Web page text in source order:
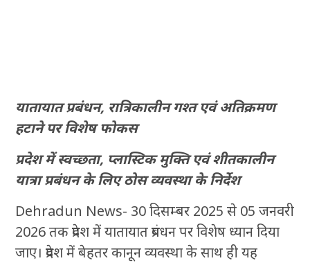
यातायात प्रबंधन, रात्रिकालीन गश्त एवं अतिक्रमण
हटाने पर विशेष फोकस
प्रदेश में स्वच्छता, प्लास्टिक मुक्ति एवं शीतकालीन
यात्रा प्रबंधन के लिए ठोस व्यवस्था के निर्देश
Dehradun News- 30 दिसम्बर 2025 से 05 जनवरी
2026 तक प्रदेश में यातायात प्रबंधन पर विशेष ध्यान दिया
जाए। प्रदेश में बेहतर कानून व्यवस्था के साथ ही यह